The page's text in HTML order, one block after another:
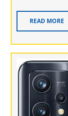
READ MORE